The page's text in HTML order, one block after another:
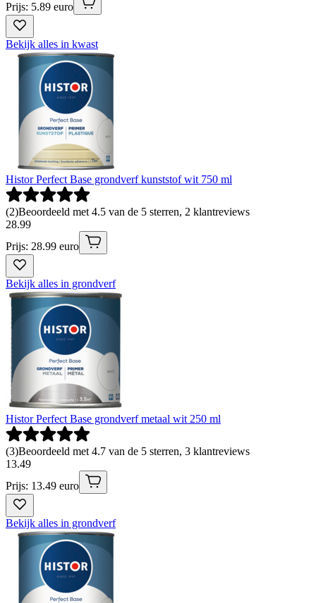
Prijs: 5.89 euro
Bekijk alles in kwast
Histor Perfect Base grondverf kunststof wit 750 ml
(2)Beoordeeld met 4.5 van de 5 sterren, 2 klantreviews
28.99
Prijs: 28.99 euro
Bekijk alles in grondverf
Histor Perfect Base grondverf metaal wit 250 ml
(3)Beoordeeld met 4.7 van de 5 sterren, 3 klantreviews
13.49
Prijs: 13.49 euro
Bekijk alles in grondverf